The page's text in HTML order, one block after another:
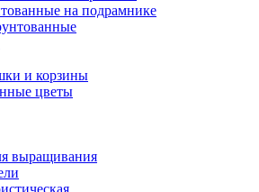
на подрамнике
и корзины
цветы
выращивания